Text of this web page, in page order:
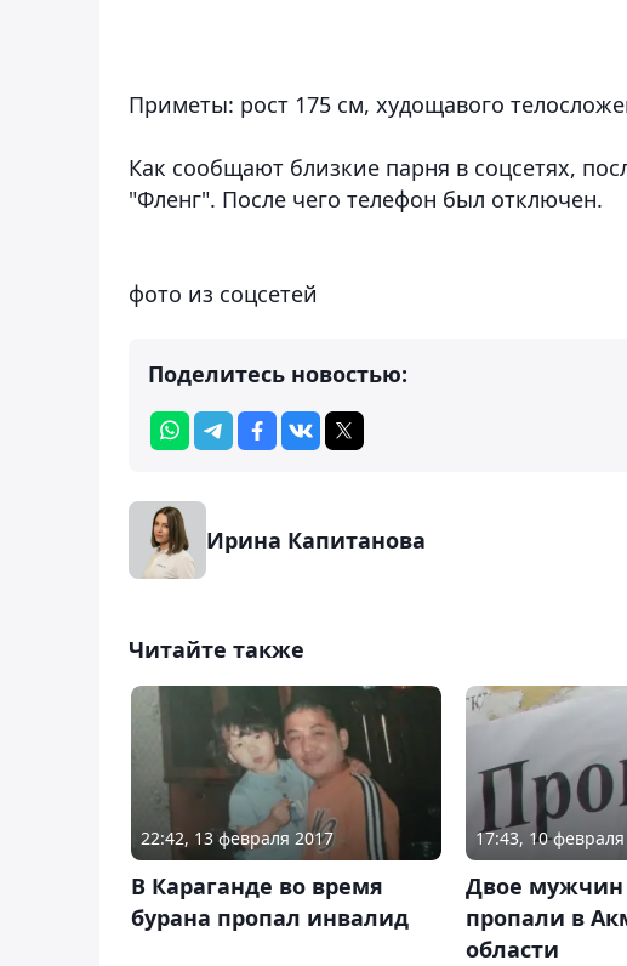
Приметы: рост 175 см, худощавого
Как сообщают близкие парня в соцсетях,
"Фленг". После чего телефон был отключен.
фото из соцсетей
Поделитесь новостью:
Ирина Капитанова
Читайте также
22:42, 13 февраля 2017
В Караганде во время
бурана пропал инвалид
17:43, 10
Двое мужчин
пропали в
области